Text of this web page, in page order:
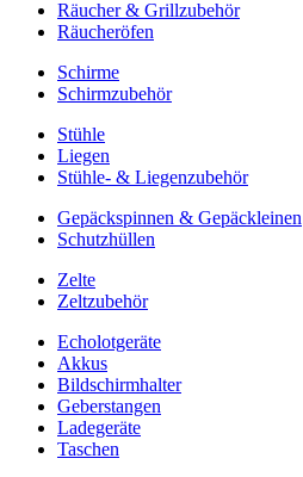
Räucher & Grillzubehör
Räucheröfen
Schirme
Schirmzubehör
Stühle
Liegen
Stühle- & Liegenzubehör
Gepäckspinnen & Gepäckleinen
Schutzhüllen
Zelte
Zeltzubehör
Echolotgeräte
Akkus
Bildschirmhalter
Geberstangen
Ladegeräte
Taschen